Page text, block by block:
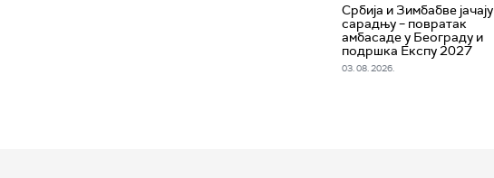
Србија и Зимбабве јачају
сарадњу – повратак
амбасаде у Београду и
подршка Експу 2027
03. 08. 2026.